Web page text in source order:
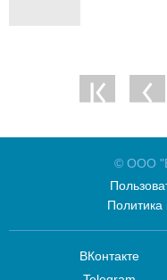
© ООО
Политика
ВКонтакте